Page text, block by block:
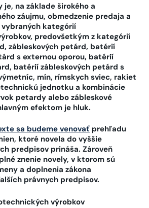
je, na základe širokého a
záujmu, obmedzenie predaja a
vybraných kategórií
predovšetkým z kategórií
zábleskových petárd, batérií
s externou oporou, batérií
batérií zábleskových petárd s
mín, rímskych sviec, rakiet
jednotku a kombinácie
petardy alebo zábleskové
efektom je hluk.
sa budeme venovať prehľadu
ktoré novela do vyššie
predpisov prináša. Zároveň
znenie novely, v ktorom sú
a doplnenia zákona
právnych predpisov.
výrobkov